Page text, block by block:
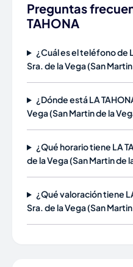
Preguntas
TAHONA
¿Cuál es el teléfono de
Sra. de la Vega (San
¿Dónde está LA
Vega (San Martin de la
¿Qué horario tiene LA
de la Vega (San Martin de
¿Qué valoración tiene
Sra. de la Vega (San